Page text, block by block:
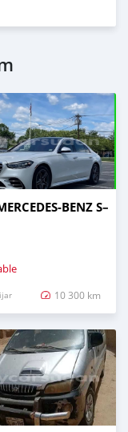
BENZ S–
10 300 km